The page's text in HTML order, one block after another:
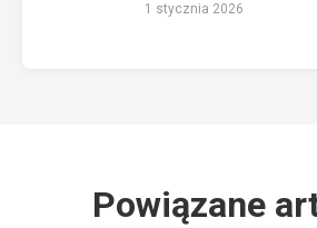
1 stycznia 2026
Powiązane